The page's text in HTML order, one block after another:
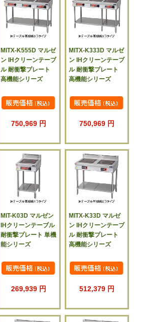
MITX-K555D マルゼ
ン IHクリーンテーブ
ル 耐衝撃プレート
高機能シリーズ
750,969 円
MITX-K333D マルゼ
ン IHクリーンテーブ
ル 耐衝撃プレート
高機能シリーズ
750,969 円
MIT-K03D マルゼン
IHクリーンテーブル
耐衝撃プレート 単機
能シリーズ
269,939 円
MITX-K33D マルゼ
ン IHクリーンテーブ
ル 耐衝撃プレート
高機能シリーズ
512,379 円